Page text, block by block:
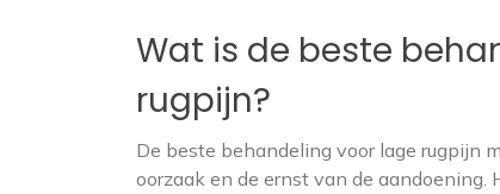
Wat is de beste
rugpijn?
De beste behandeling voor lage rugpijn
oorzaak en de ernst van de